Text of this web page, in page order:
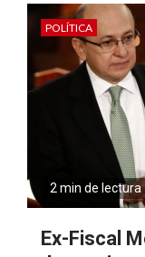
POLÍTICA
2 min de lectura
Ex-Fiscal